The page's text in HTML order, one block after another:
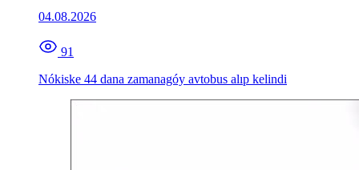
04.08.2026
91
Nókiske 44 dana zamanagóy avtobus alıp kelindi